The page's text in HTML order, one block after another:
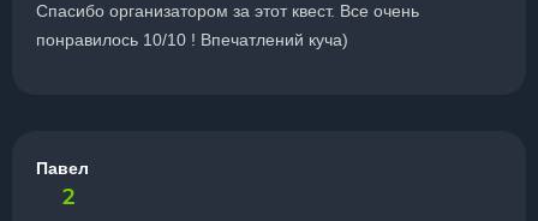
Спасибо организатором за этот квест. Все очень
понравилось 10/10 ! Впечатлений куча)
Павел
2